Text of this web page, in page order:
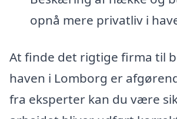
opnå mere privatliv i
At finde det rigtige firma til
haven i Lomborg er
fra eksperter kan du være